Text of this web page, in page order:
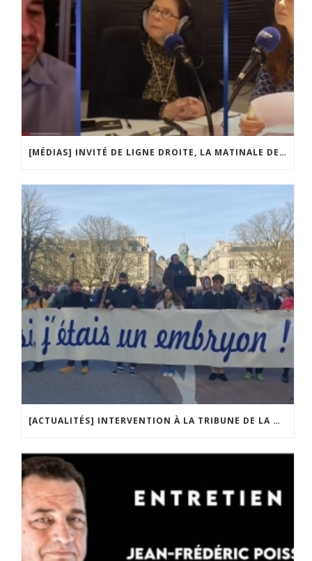
[MÉDIAS] INVITÉ DE LIGNE DROITE, LA MATINALE DE RADIO COURTOISIE
[ACTUALITÉS] INTERVENTION À LA TRIBUNE DE LA MOBILISATION CONTRE LA CONSTITUTIONNALISATION DE L’IVG